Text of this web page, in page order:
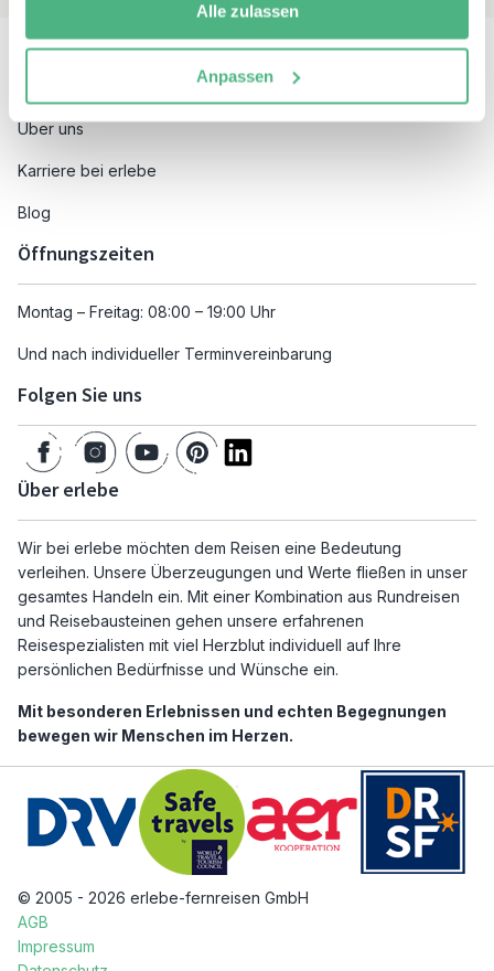
Alle zulassen
Anpassen
Über uns
Karriere bei erlebe
Blog
Öffnungszeiten
Montag – Freitag: 08:00 – 19:00 Uhr
Und nach individueller Terminvereinbarung
Folgen Sie uns
Über erlebe
Wir bei erlebe möchten dem Reisen eine Bedeutung
verleihen. Unsere Überzeugungen und Werte fließen in unser
gesamtes Handeln ein. Mit einer Kombination aus Rundreisen
und Reisebausteinen gehen unsere erfahrenen
Reisespezialisten mit viel Herzblut individuell auf Ihre
persönlichen Bedürfnisse und Wünsche ein.
Mit besonderen Erlebnissen und echten Begegnungen
bewegen wir Menschen im Herzen.
© 2005 - 2026 erlebe-fernreisen GmbH
AGB
Impressum